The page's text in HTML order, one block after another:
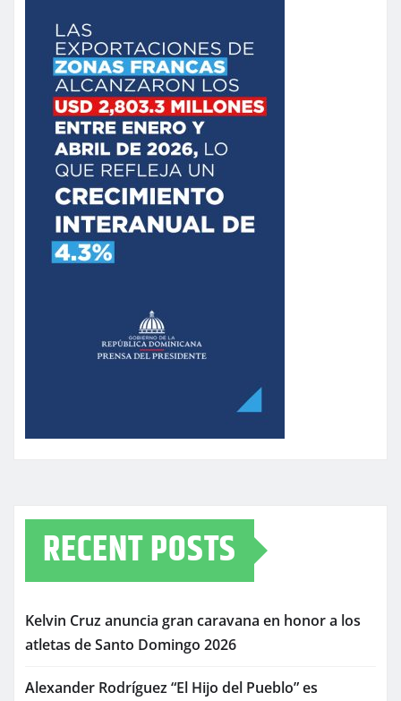
RECENT POSTS
Kelvin Cruz anuncia gran caravana en honor a los
atletas de Santo Domingo 2026
Alexander Rodríguez “El Hijo del Pueblo” es